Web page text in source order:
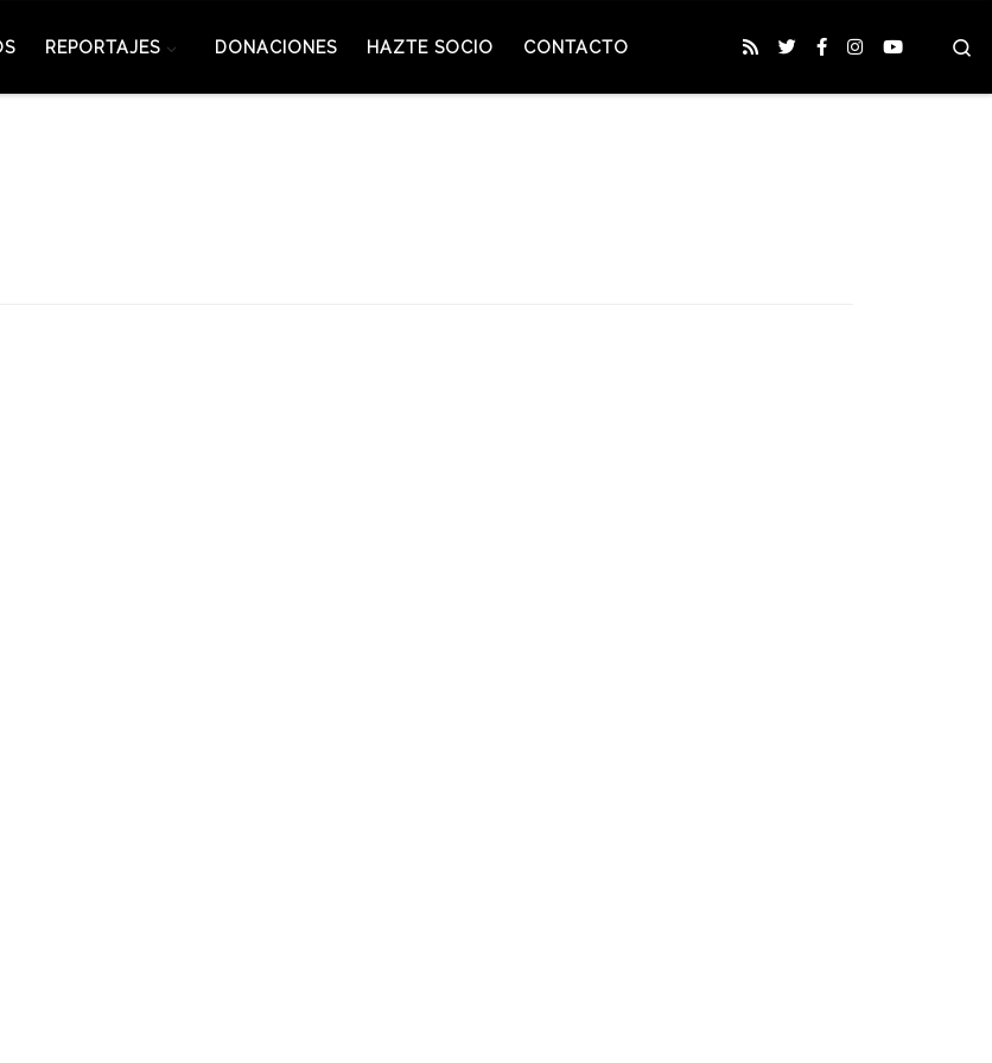
REPORTAJES DONACIONES HAZTE SOCIO CONTACTO